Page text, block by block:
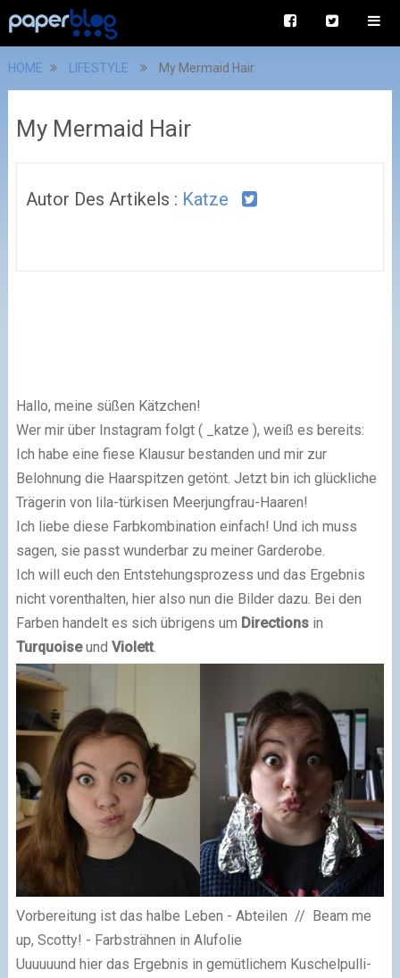
HOME LIFESTYLE My Mermaid Hair
My Mermaid Hair
Autor Des Artikels : Katze
Hallo, meine süßen Kätzchen!
Wer mir über Instagram folgt ( _katze ), weiß es bereits:
Ich habe eine fiese Klausur bestanden und mir zur
Belohnung die Haarspitzen getönt. Jetzt bin ich glückliche
Trägerin von lila-türkisen Meerjungfrau-Haaren!
Ich liebe diese Farbkombination einfach! Und ich muss
sagen, sie passt wunderbar zu meiner Garderobe.
Ich will euch den Entstehungsprozess und das Ergebnis
nicht vorenthalten, hier also nun die Bilder dazu. Bei den
Farben handelt es sich übrigens um Directions in
Turquoise und Violett.
Vorbereitung ist das halbe Leben - Abteilen // Beam me
up, Scotty! - Farbsträhnen in Alufolie
Uuuuuund hier das Ergebnis in gemütlichem Kuschelpulli-